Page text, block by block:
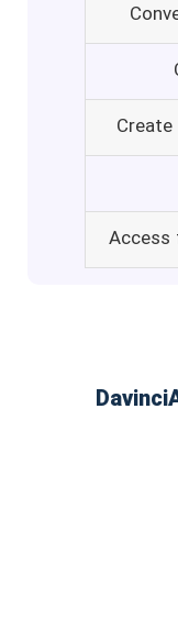
Access